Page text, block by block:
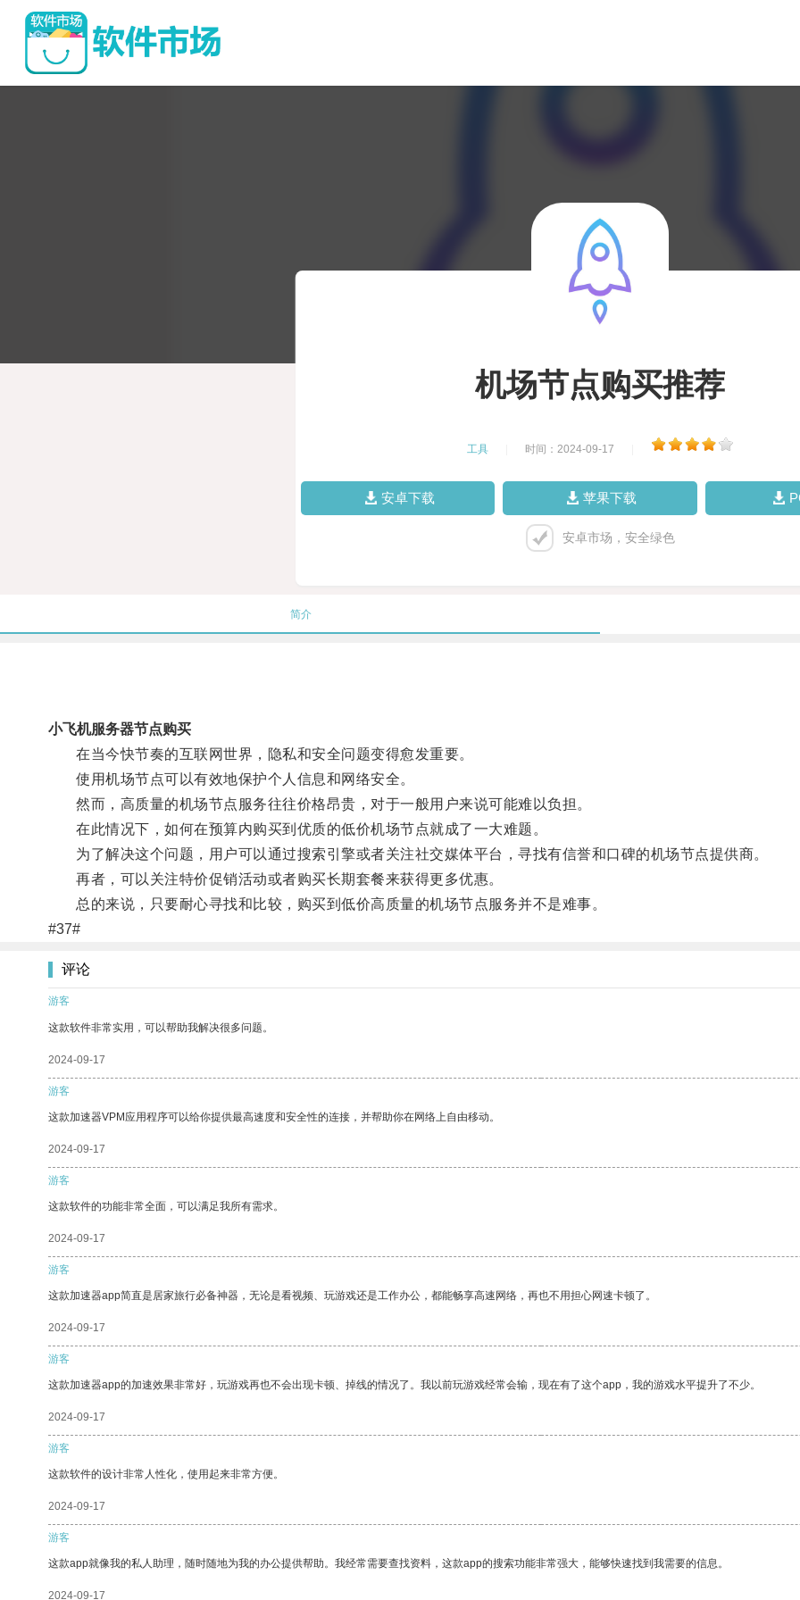
机场节点购买推荐
工具 时间：2024-09-17
安卓下载 苹果下载
安卓市场，安全绿色
简介
小飞机服务器节点购买
在当今快节奏的互联网世界，隐私和安全问题变得愈发重要。
使用机场节点可以有效地保护个人信息和网络安全。
然而，高质量的机场节点服务往往价格昂贵，对于一般用户来说可能难以负担。
在此情况下，如何在预算内购买到优质的低价机场节点就成了一大难题。
为了解决这个问题，用户可以通过搜索引擎或者关注社交媒体平台，寻找有信誉和口碑的机场节点提供商。
再者，可以关注特价促销活动或者购买长期套餐来获得更多优惠。
总的来说，只要耐心寻找和比较，购买到低价高质量的机场节点服务并不是难事。
#37#
评论
游客
这款软件非常实用，可以帮助我解决很多问题。
2024-09-17
游客
这款加速器VPM应用程序可以给你提供最高速度和安全性的连接，并帮助你在网络上自由移动。
2024-09-17
游客
这款软件的功能非常全面，可以满足我所有需求。
2024-09-17
游客
这款加速器app简直是居家旅行必备神器，无论是看视频、玩游戏还是工作办公，都能畅享高速网络，再也不用担心网速卡顿了。
2024-09-17
游客
这款加速器app的加速效果非常好，玩游戏再也不会出现卡顿、掉线的情况了。我以前玩游戏经常会输，现在有了这个app，我的游戏水平提升了不少。
2024-09-17
游客
这款软件的设计非常人性化，使用起来非常方便。
2024-09-17
游客
这款app就像我的私人助理，随时随地为我的办公提供帮助。我经常需要查找资料，这款app的搜索功能非常强大，能够快速找到我需要的信息。
2024-09-17